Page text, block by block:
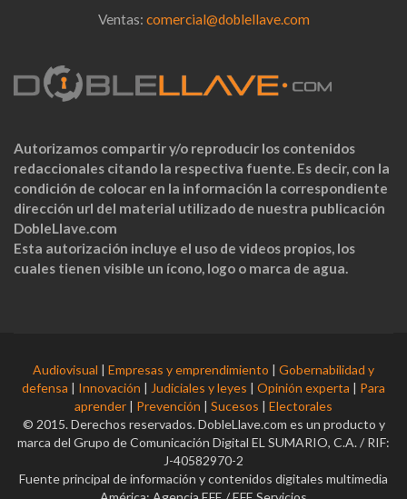
Ventas: comercial@doblellave.com
Autorizamos compartir y/o reproducir los contenidos
redaccionales citando la respectiva fuente. Es decir, con la
condición de colocar en la información la correspondiente
dirección url del material utilizado de nuestra publicación
DobleLlave.com
Esta autorización incluye el uso de videos propios, los
cuales tienen visible un ícono, logo o marca de agua.
Audiovisual | Empresas y emprendimiento | Gobernabilidad y
defensa | Innovación | Judiciales y leyes | Opinión experta | Para
aprender | Prevención | Sucesos | Electorales
© 2015. Derechos reservados. DobleLlave.com es un producto y
marca del Grupo de Comunicación Digital EL SUMARIO, C.A. / RIF:
J-40582970-2
Fuente principal de información y contenidos digitales multimedia